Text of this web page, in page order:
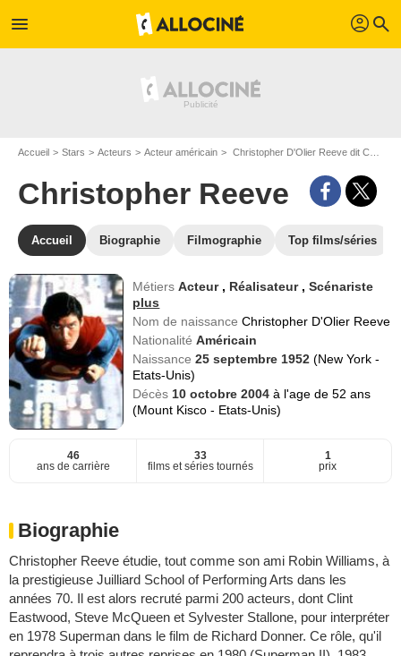
menu profil search
Accueil Stars Acteurs Acteur américain Christopher D'Olier Reeve dit Christopher Reeve
Christopher Reeve
Accueil Biographie Filmographie Top films/séries
MétiersActeur , Réalisateur ,Scénariste
plus
Nom de naissanceChristopher D'Olier Reeve
NationalitéAméricain
Naissance25 septembre 1952(New York -
Etats-Unis)
Décès 10 octobre 2004à l'age de 52 ans
(Mount Kisco - Etats-Unis)
46
ans de carrière
33
films et séries tournés
1
prix
Biographie
Christopher Reeve étudie, tout comme son ami Robin Williams, à
la prestigieuse Juilliard School of Performing Arts dans les
années 70. Il est alors recruté parmi 200 acteurs, dont Clint
Eastwood, Steve McQueen et Sylvester Stallone, pour interpréter
en 1978 Superman dans le film de Richard Donner. Ce rôle, qu'il